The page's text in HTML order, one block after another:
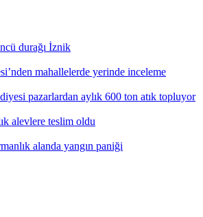
durağı İznik
mahallelerde yerinde inceleme
pazarlardan aylık 600 ton atık topluyor
alevlere teslim oldu
alanda yangın paniği